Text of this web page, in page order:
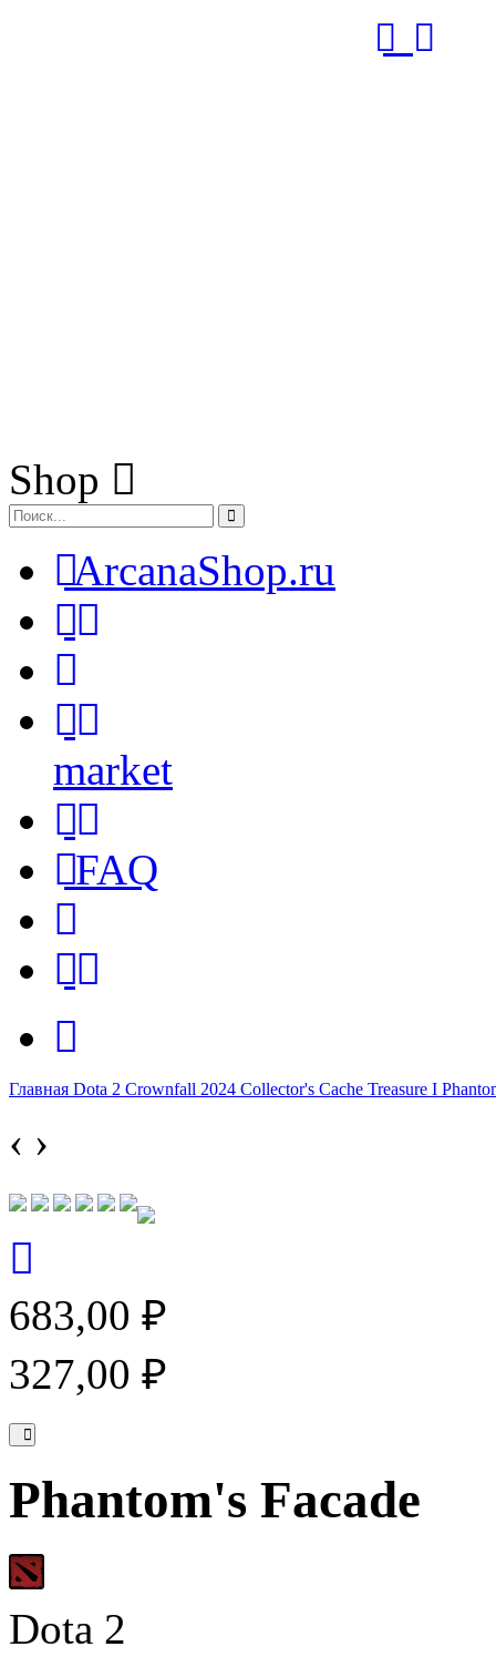
Shop
ArcanaShop.ru
market
FAQ
Главная Dota 2 Crownfall 2024 Collector's Cache Treasure I
‹ ›
683,00 ₽
327,00 ₽
Phantom's Facade
Dota 2